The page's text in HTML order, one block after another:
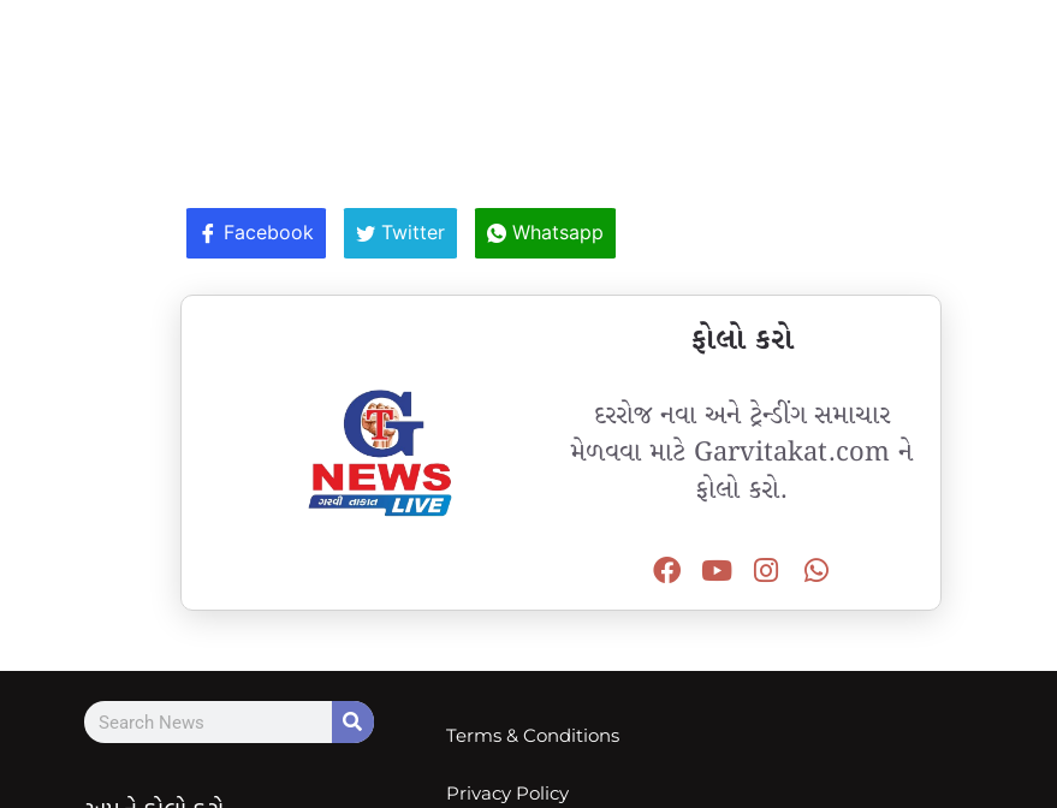
Facebook Twitter Whatsapp
ફોલો કરો
દરરોજ નવા અને ટ્રેન્ડીંગ સમાચાર
મેળવવા માટે Garvitakat.com ને
ફોલો કરો.
Terms & Conditions
Privacy Policy